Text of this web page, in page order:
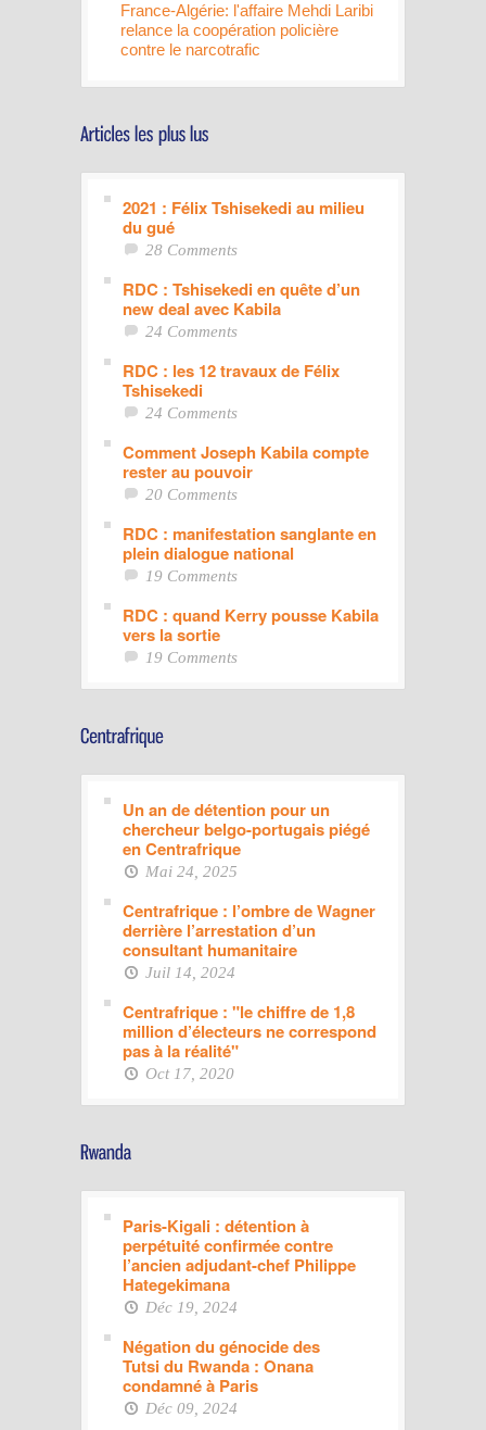
France-Algérie: l'affaire Mehdi Laribi
relance la coopération policière
contre le narcotrafic
2021 : Félix Tshisekedi au milieu
du gué
28 Comments
RDC : Tshisekedi en quête d’un
new deal avec Kabila
24 Comments
RDC : les 12 travaux de Félix
Tshisekedi
24 Comments
Comment Joseph Kabila compte
rester au pouvoir
20 Comments
RDC : manifestation sanglante en
plein dialogue national
19 Comments
RDC : quand Kerry pousse Kabila
vers la sortie
19 Comments
Un an de détention pour un
chercheur belgo-portugais piégé
en Centrafrique
Mai 24, 2025
Centrafrique : l’ombre de Wagner
derrière l’arrestation d’un
consultant humanitaire
Juil 14, 2024
Centrafrique : "le chiffre de 1,8
million d’électeurs ne correspond
pas à la réalité"
Oct 17, 2020
Paris-Kigali : détention à
perpétuité confirmée contre
l’ancien adjudant-chef Philippe
Hategekimana
Déc 19, 2024
Négation du génocide des
Tutsi du Rwanda : Onana
condamné à Paris
Déc 09, 2024